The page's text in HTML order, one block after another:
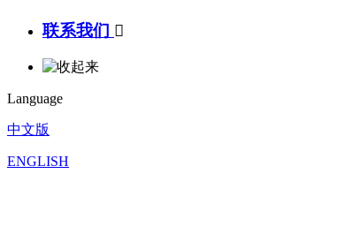
联系我们 
Language
中文版
ENGLISH